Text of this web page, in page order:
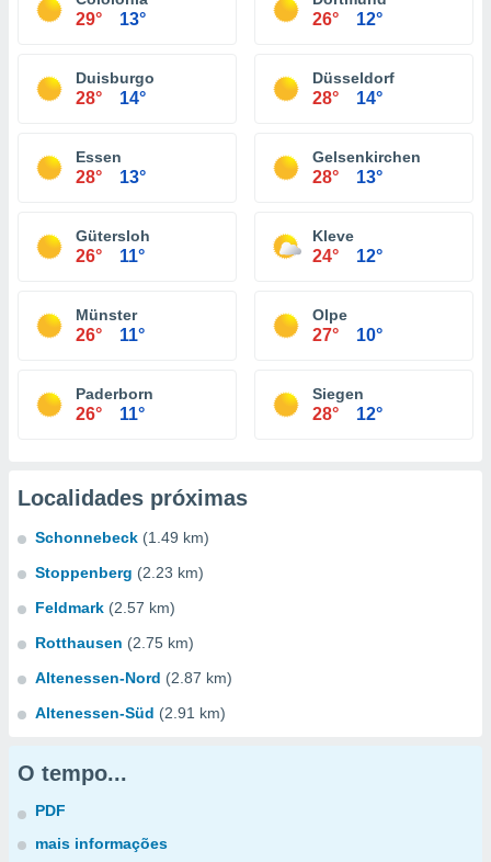
29° 13° 26° 12°
Duisburgo
28° 14°
Düsseldorf
28° 14°
Essen
28° 13°
Gelsenkirchen
28° 13°
Gütersloh
26° 11°
Kleve
24° 12°
Münster
26° 11°
Olpe
27° 10°
Paderborn
26° 11°
Siegen
28° 12°
Localidades próximas
Schonnebeck (1.49 km)
Stoppenberg (2.23 km)
Feldmark (2.57 km)
Rotthausen (2.75 km)
Altenessen-Nord (2.87 km)
Altenessen-Süd (2.91 km)
O tempo...
PDF
mais informações